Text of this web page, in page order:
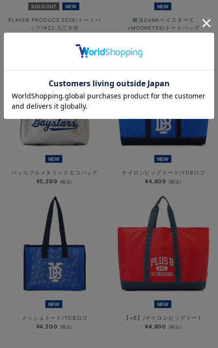
SOLD OUT NEW
PLAYER PRODUCE 2026/トートバ
ッグ/#22:入江大生
NEW
横浜DeNAベイスターズ
×MOONEYES/トートバッグ
NEW
パッカブルメタリックエコバッグ
¥5,200 (税込)
NEW
ナイロンビッグトート/YDBロゴ
¥4,800 (税込)
NEW
メッシュトート/YDBロゴ
¥4,200 (税込)
NEW
【+B】/ナイロンビッグトート
¥4,800 (税込)